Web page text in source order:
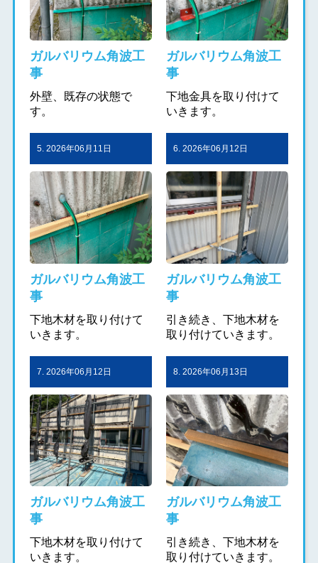
ガルバリウム角波工
事
外壁、既存の状態で
す。
ガルバリウム角波工
事
下地金具を取り付けて
いきます。
5. 2026年06月11日
ガルバリウム角波工
事
下地木材を取り付けて
いきます。
6. 2026年06月12日
ガルバリウム角波工
事
引き続き、下地木材を
取り付けていきます。
7. 2026年06月12日
ガルバリウム角波工
事
下地木材を取り付けて
いきます。
8. 2026年06月13日
ガルバリウム角波工
事
引き続き、下地木材を
取り付けていきます。